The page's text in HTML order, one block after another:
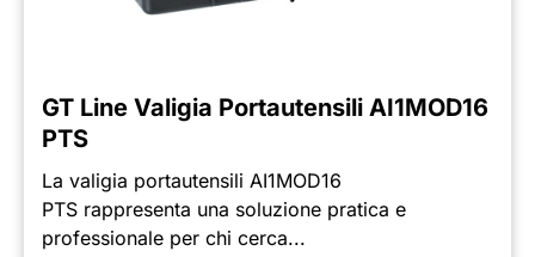
GT Line Valigia Portautensili AI1MOD16
PTS
La valigia portautensili AI1MOD16
PTS rappresenta una soluzione pratica e
professionale per chi cerca...